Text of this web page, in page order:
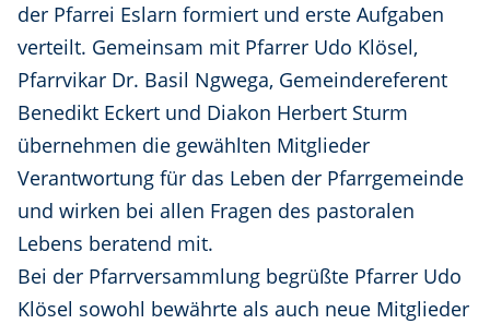
der Pfarrei Eslarn formiert und erste Aufgaben
verteilt. Gemeinsam mit Pfarrer Udo Klösel,
Pfarrvikar Dr. Basil Ngwega, Gemeindereferent
Benedikt Eckert und Diakon Herbert Sturm
übernehmen die gewählten Mitglieder
Verantwortung für das Leben der Pfarrgemeinde
und wirken bei allen Fragen des pastoralen
Lebens beratend mit.
Bei der Pfarrversammlung begrüßte Pfarrer Udo
Klösel sowohl bewährte als auch neue Mitglieder